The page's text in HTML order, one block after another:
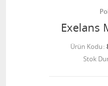
Exelans
Ürün Kodu
Stok